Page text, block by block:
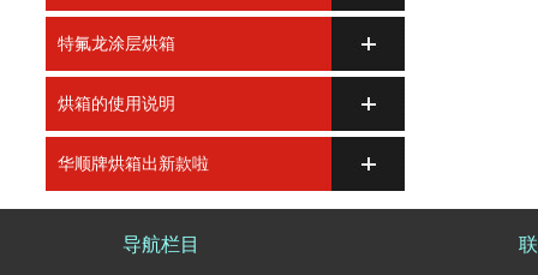
特氟龙涂层烘箱
烘箱的使用说明
华顺牌烘箱出新款啦
导航栏目